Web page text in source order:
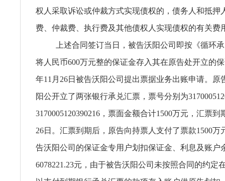
权人采取诉讼或仲裁方式实现债权的，债务人和抵押
费、仲裁费、执行费及其他债权人实现债权的有关费
上述合同签订当日，被告沃阳公司即按《循环
将人民币600万元整的保证金存入其在原告处开立的
年11月26日被告沃阳公司提出票据业务出账申请。原
阳公开立了两张银行承兑汇票，票号分别为
3170005120390216，票面金额合计1500万元，汇票到
26日。汇票到期后，原告向持票人支付了票款1500万
告沃阳公司的保证金专用户划扣保证金、利息及账户
6078221.23元，由于被告沃阳公司未按照合同的约定